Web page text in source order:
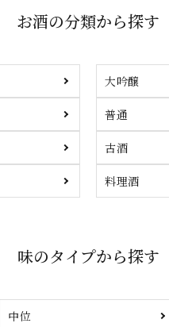
お酒の分類から探す
大吟醸
普通
古酒
料理酒
味のタイプから探す
中位